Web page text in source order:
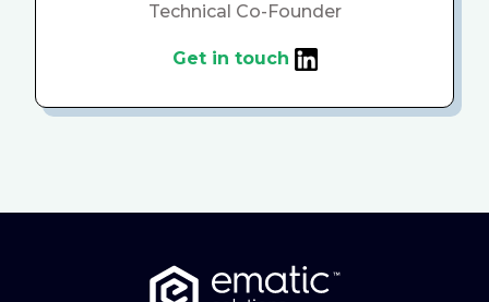
Technical Co-Founder
Get in touch